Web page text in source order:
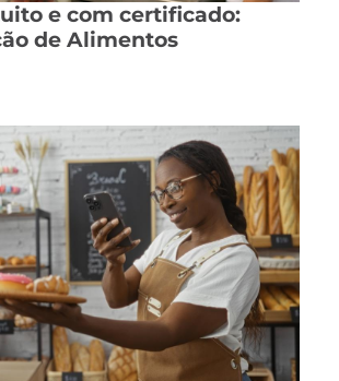
e com certificado:
de Alimentos